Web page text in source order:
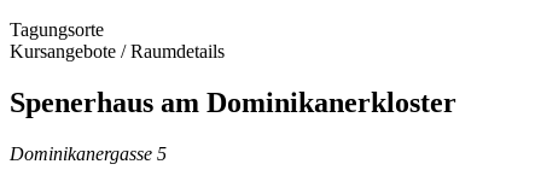
Tagungsorte
Kursangebote /Raumdetails
Spenerhaus am Dominikanerkloster
Dominikanergasse 5